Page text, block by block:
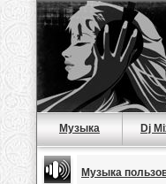
Музыка Dj
Музыка